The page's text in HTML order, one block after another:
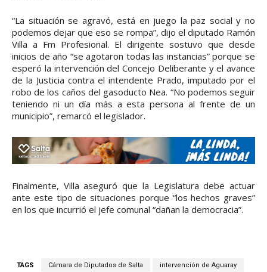
“La situación se agravó, está en juego la paz social y no
podemos dejar que eso se rompa”, dijo el diputado Ramón
Villa a Fm Profesional. El dirigente sostuvo que desde
inicios de año “se agotaron todas las instancias” porque se
esperó la intervención del Concejo Deliberante y el avance
de la Justicia contra el intendente Prado, imputado por el
robo de los caños del gasoducto Nea. “No podemos seguir
teniendo ni un día más a esta persona al frente de un
municipio”, remarcó el legislador.
Finalmente, Villa aseguró que la Legislatura debe actuar
ante este tipo de situaciones porque “los hechos graves”
en los que incurrió el jefe comunal “dañan la democracia”.
TAGS Cámara de Diputados de Salta intervención de Aguaray